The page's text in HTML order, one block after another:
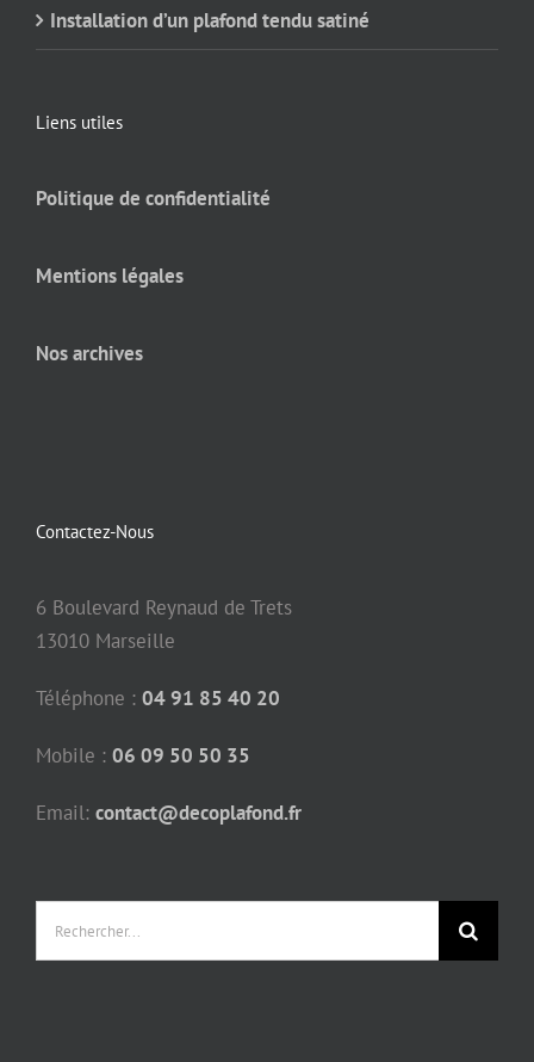
Installation d’un plafond tendu satiné
Liens utiles
Politique de confidentialité
Mentions légales
Nos archives
Contactez-Nous
6 Boulevard Reynaud de Trets
13010 Marseille
Téléphone : 04 91 85 40 20
Mobile : 06 09 50 50 35
Email: contact@decoplafond.fr